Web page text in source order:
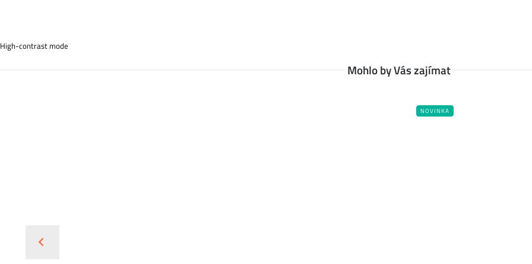
High-contrast mode
Mohlo by Vás zajímat
NOVINKA